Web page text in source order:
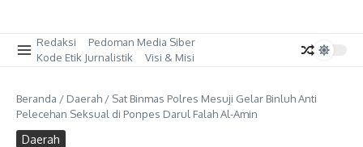
Redaksi
Pedoman Media Siber
Kode Etik Jurnalistik
Visi & Misi
Beranda / Daerah / Sat Binmas Polres Mesuji Gelar Binluh Anti
Pelecehan Seksual di Ponpes Darul Falah Al-Amin
Daerah